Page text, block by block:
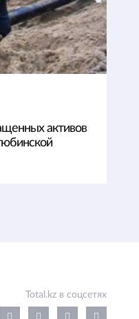
активов
Total.kz в соцсетях